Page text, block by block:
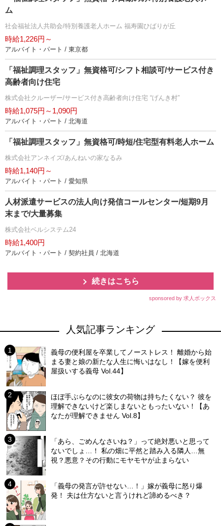
ム
社会福祉法人共助会/特別養護老人ホーム 福寿園ひばりが丘
時給1,226円～
アルバイト・パート / 東京都
「福祉調理スタッフ」無資格可/シフト相談可/サービス付き
高齢者向け住宅
株式会社クルーザー/サービス付き高齢者向け住宅 “げんき村”
時給1,075円～1,090円
アルバイト・パート / 北海道
「福祉調理スタッフ」無資格可/時短/住宅型有料老人ホーム
株式会社アンネイズ/あんねいの家なるみ
時給1,140円～
アルバイト・パート / 愛知県
人材派遣サービスの法人向け発信コールセンター/短期9月
末まで/大量募集
株式会社ベルシステム24
時給1,400円
アルバイト・パート / 契約社員 / 北海道
続きはこちら
sponsored by 求人ボックス
人気記事ランキング
義母の便利屋を卒業してノーストレス！ 離婚から始
まる妻と娘の新たな人生に悔いはなし！【嫁を便利
屋扱いする義母 Vol.44】
ほぼ手ぶらなのに彼女の荷物は持ちたくない？ 彼を
理解できないけど楽しまないともったいない！【あ
なたが理解できません Vol.8】
「あら、ごめんなさいね？」って絶対悪いと思って
ないでしょ…！ 私の畑に平然と踏み入る隣人…無
視？悪意？その行動にモヤモヤが止まらない
「義母の発言が許せない…！」嫁が義母に怒り爆
発！ 夫は仕方ないと言うけれど諦めるべき？